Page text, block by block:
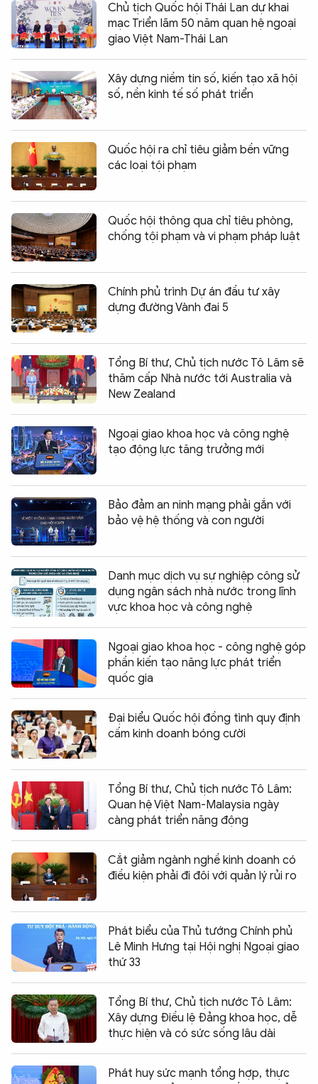
Chủ tịch Quốc hội Thái Lan dự khai
mạc Triển lãm 50 năm quan hệ ngoại
giao Việt Nam-Thái Lan
Xây dựng niềm tin số, kiến tạo xã hội
số, nền kinh tế số phát triển
Quốc hội ra chỉ tiêu giảm bền vững
các loại tội phạm
Quốc hội thông qua chỉ tiêu phòng,
chống tội phạm và vi phạm pháp luật
Chính phủ trình Dự án đầu tư xây
dựng đường Vành đai 5
Tổng Bí thư, Chủ tịch nước Tô Lâm sẽ
thăm cấp Nhà nước tới Australia và
New Zealand
Ngoại giao khoa học và công nghệ
tạo động lực tăng trưởng mới
Bảo đảm an ninh mạng phải gắn với
bảo vệ hệ thống và con người
Danh mục dịch vụ sự nghiệp công sử
dụng ngân sách nhà nước trong lĩnh
vực khoa học và công nghệ
Ngoại giao khoa học - công nghệ góp
phần kiến tạo năng lực phát triển
quốc gia
Đại biểu Quốc hội đồng tình quy định
cấm kinh doanh bóng cười
Tổng Bí thư, Chủ tịch nước Tô Lâm:
Quan hệ Việt Nam-Malaysia ngày
càng phát triển năng động
Cắt giảm ngành nghề kinh doanh có
điều kiện phải đi đôi với quản lý rủi ro
Phát biểu của Thủ tướng Chính phủ
Lê Minh Hưng tại Hội nghị Ngoại giao
thứ 33
Tổng Bí thư, Chủ tịch nước Tô Lâm:
Xây dựng Điều lệ Đảng khoa học, dễ
thực hiện và có sức sống lâu dài
Phát huy sức mạnh tổng hợp, thực